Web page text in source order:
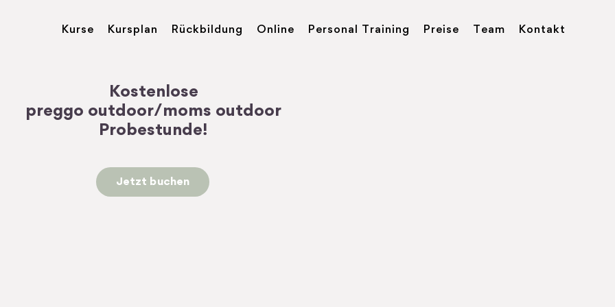
Kurse Kursplan Rückbildung Online Personal Training Preise Team Kontakt
Kostenlose
preggo outdoor/moms outdoor
Probestunde!
Jetzt buchen